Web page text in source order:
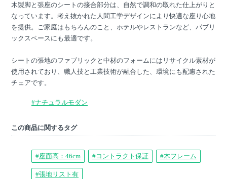
木製脚と張座のシートの接合部分は、自然で調和の取れた仕上がりと
なっています。考え抜かれた人間工学デザインにより快適な座り心地
を提供。ご家庭はもちろんのこと、ホテルやレストランなど、パブリ
ックスペースにも最適です。
シートの張地のファブリックと中材のフォームにはリサイクル素材が
使用されており、職人技と工業技術が融合した、環境にも配慮された
チェアです。
#ナチュラルモダン
この商品に関するタグ
#座面高：46cm #コントラクト保証 #木フレーム
#張地リスト有